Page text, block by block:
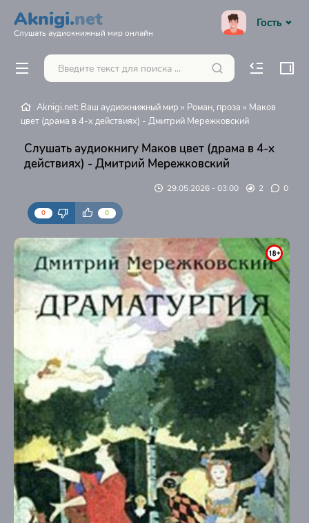
Aknigi.net
Слушать аудиокнижный мир онлайн
Гость
Aknigi.net: Ваш аудиокнижный мир » Роман, проза » Маков
цвет (драма в 4-х действиях) - Дмитрий Мережковский
Слушать аудиокнигу Маков цвет (драма в 4-х
действиях) - Дмитрий Мережковский
29.05.2026 - 03:00 2 0
0 0